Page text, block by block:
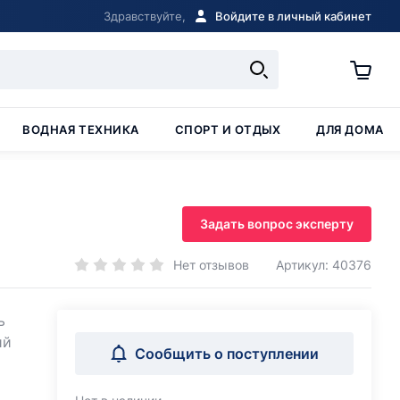
Здравствуйте, Войдите в личный кабинет
ВОДНАЯ ТЕХНИКА СПОРТ И ОТДЫХ ДЛЯ ДОМА
Задать вопрос эксперту
Нет отзывов Артикул: 40376
Сообщить о поступлении